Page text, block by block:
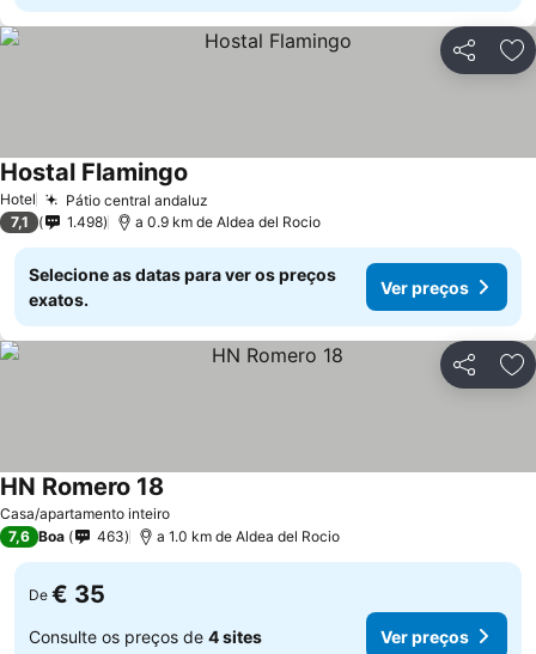
Partilhar
Hotel Pátio central andaluz
Hostal Flamingo
7,1 1.498 a 0.9 km de Aldea del Rocio
Selecione as datas para ver os preços
exatos.
Ver preços
Partilhar
Casa/apartamento inteiro
HN Romero 18
7,6 Boa 463 a 1.0 km de Aldea del Rocio
De € 35
Consulte os preços de 4 sites Ver preços